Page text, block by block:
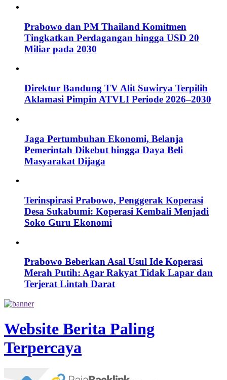
Prabowo dan PM Thailand Komitmen
Tingkatkan Perdagangan hingga USD 20
Miliar pada 2030
Direktur Bandung TV Alit Suwirya Terpilih
Aklamasi Pimpin ATVLI Periode 2026–2030
Jaga Pertumbuhan Ekonomi, Belanja
Pemerintah Dikebut hingga Daya Beli
Masyarakat Dijaga
Terinspirasi Prabowo, Penggerak Koperasi
Desa Sukabumi: Koperasi Kembali Menjadi
Soko Guru Ekonomi
Prabowo Beberkan Asal Usul Ide Koperasi
Merah Putih: Agar Rakyat Tidak Lapar dan
Terjerat Lintah Darat
Website Berita Paling
Terpercaya